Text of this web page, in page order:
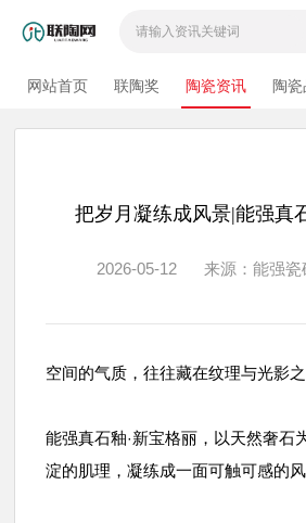
网站首页 联陶奖 陶瓷资讯 陶
把岁月凝练成风景|能强真
2026-05-12 来源：能强瓷
空间的气质，往往藏在纹理与光影之
能强真石釉·新宝格丽，以天然奢石
淀的肌理，凝练成一面可触可感的风